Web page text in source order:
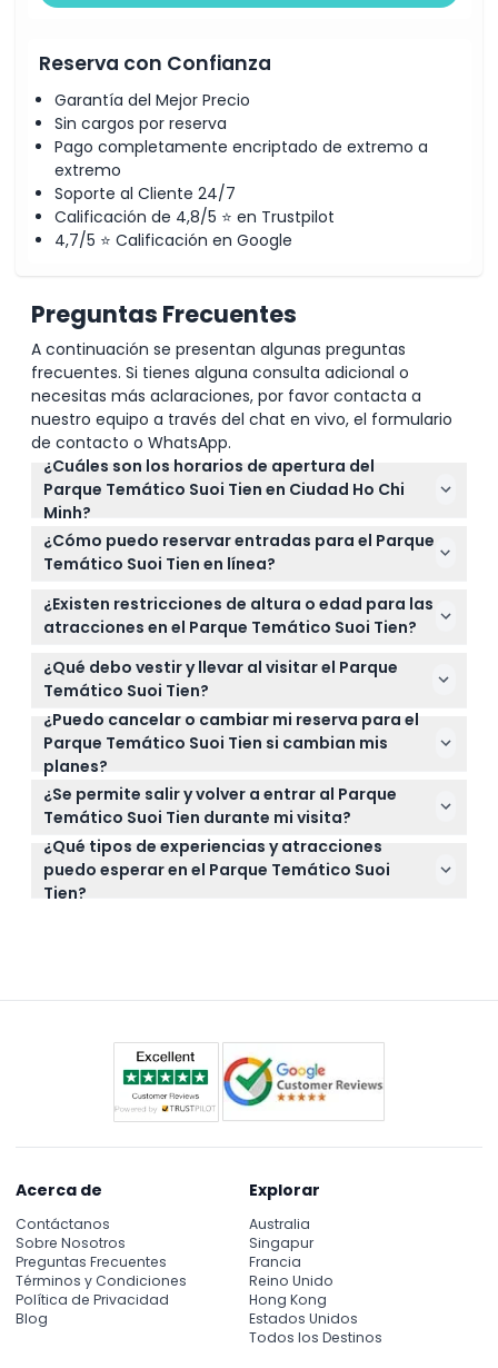
Reserva con Confianza
Garantía del Mejor Precio
Sin cargos por reserva
Pago completamente encriptado de extremo a
extremo
Soporte al Cliente 24/7
Calificación de 4,8/5 ⭐ en Trustpilot
4,7/5 ⭐ Calificación en Google
Preguntas Frecuentes
A continuación se presentan algunas preguntas
frecuentes. Si tienes alguna consulta adicional o
necesitas más aclaraciones, por favor contacta a
nuestro equipo a través del chat en vivo, el formulario
de contacto o WhatsApp.
¿Cuáles son los horarios de apertura del
Parque Temático Suoi Tien en Ciudad Ho Chi
Minh?
El Parque Temático Suoi Tien está abierto de 8:00
a.m. a 5:00 p.m. los fines de semana y días festivos,
última entrada es 2 horas antes del cierre (sujeto a
cambios — por favor confirme al momento de la
¿Cómo puedo reservar entradas para el Parque
Temático Suoi Tien en línea?
Puede reservar sus entradas para el Parque
Temático Suoi Tien de forma segura en línea aquí
mismo en este sitio web. Simplemente elija la
fecha y el tipo de entrada preferidos durante el
proceso de reserva, y recibirá la confirmación al
instante.
¿Existen restricciones de altura o edad para las
atracciones en el Parque Temático Suoi Tien?
Los niños menores de 140 cm obtienen una
entrada infantil, pero para algunas atracciones y
cm. Los niños de 140 cm o más pagan el precio de
la entrada adulta.
¿Qué debo vestir y llevar al visitar el Parque
Temático Suoi Tien?
Use ropa y calzado cómodos ya que hay mucho
que caminar y atracciones al aire libre. No olvide
protector solar, un sombrero y agua para
mantenerse hidratado durante su visita.
¿Puedo cancelar o cambiar mi reserva para el
Parque Temático Suoi Tien si cambian mis
planes?
Desafortunadamente, todas las reservas para el
Parque Temático Suoi Tien no son reembolsables y
asegúrese de sus planes antes de reservar.
¿Se permite salir y volver a entrar al Parque
Temático Suoi Tien durante mi visita?
No se permite el reingreso una vez que salga del
parque, así que planee quedarse durante toda su
visita para disfrutar de todas las atracciones.
¿Qué tipos de experiencias y atracciones
puedo esperar en el Parque Temático Suoi
Tien?
zonas culturales según el paquete de entrada que
Acerca de
Contáctanos
Sobre Nosotros
Preguntas Frecuentes
Términos y Condiciones
Política de Privacidad
Blog
Explorar
Australia
Singapur
Francia
Reino Unido
Hong Kong
Estados Unidos
Todos los Destinos